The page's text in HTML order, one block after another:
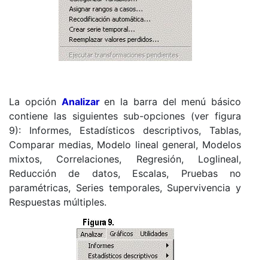
La opción Analizaren la barra del menú básico
contiene las siguientes sub-opciones (ver figura
9): Informes, Estadísticos descriptivos, Tablas,
Comparar medias, Modelo lineal general, Modelos
mixtos, Correlaciones, Regresión, Loglineal,
Reducción de datos, Escalas, Pruebas no
paramétricas, Series temporales, Supervivencia y
Respuestas múltiples.